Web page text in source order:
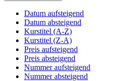
Datum aufsteigend
Datum absteigend
Kurstitel (A-Z)
Kurstitel (Z-A)
Preis aufsteigend
Preis absteigend
Nummer aufsteigend
Nummer absteigend